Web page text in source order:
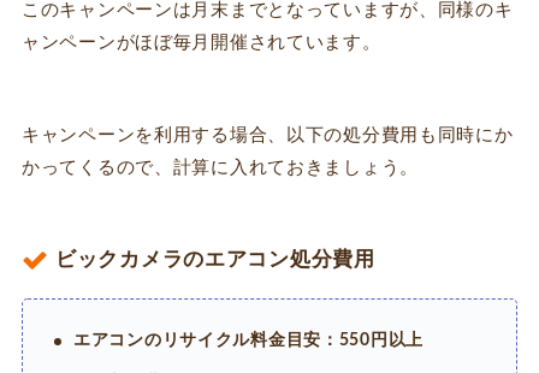
このキャンペーンは月末までとなっていますが、同様のキ
ャンペーンがほぼ毎月開催されています。
キャンペーンを利用する場合、以下の処分費用も同時にか
かってくるので、計算に入れておきましょう。
ビックカメラのエアコン処分費用
エアコンのリサイクル料金目安：550円以上